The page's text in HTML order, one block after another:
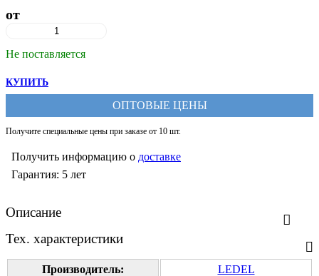
от
Не поставляется
КУПИТЬ
ОПТОВЫЕ ЦЕНЫ
Получите специальные цены при заказе от 10 шт.
Получить информацию о доставке
Гарантия: 5 лет
Описание
Тех. характеристики
Производитель:
LEDEL